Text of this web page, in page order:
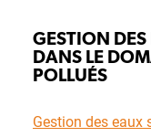
GESTION
DANS LE
POLLUÉS
Gestion des eaux